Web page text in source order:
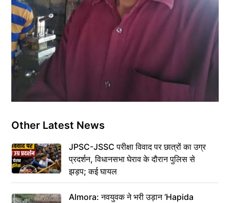
Other Latest News
JPSC-JSSC परीक्षा विवाद पर छात्रों का उग्र
प्रदर्शन, विधानसभा घेराव के दौरान पुलिस से
झड़प; कई घायल
Almora: नवयुवक ने भरी उड़ान ‘Hapida